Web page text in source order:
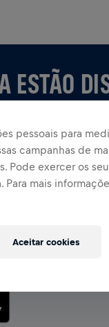
ESTÃO
própria,
junto.
pessoais para
campanhas de
Pode exercer os
mais
Aceitar cookies